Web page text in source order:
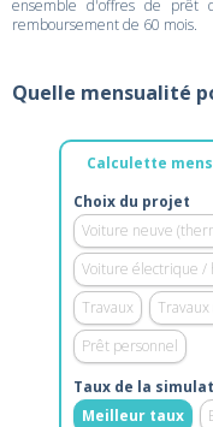
ensemble d'offres de prêt
remboursement de 60 mois.
Quelle mensualité
Calculette
Choix du projet
Voiture neuve
Voiture électrique /
Travaux
Prêt personnel
Taux de la
Meilleur taux